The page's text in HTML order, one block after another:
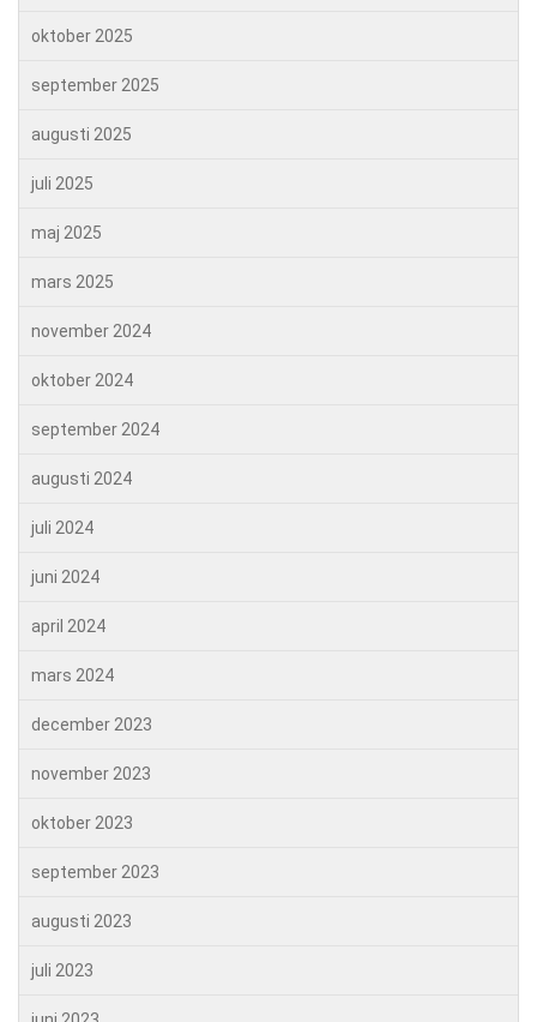
oktober 2025
september 2025
augusti 2025
juli 2025
maj 2025
mars 2025
november 2024
oktober 2024
september 2024
augusti 2024
juli 2024
juni 2024
april 2024
mars 2024
december 2023
november 2023
oktober 2023
september 2023
augusti 2023
juli 2023